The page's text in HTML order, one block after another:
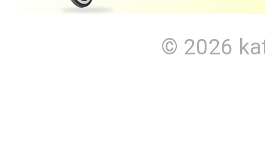
© 2026